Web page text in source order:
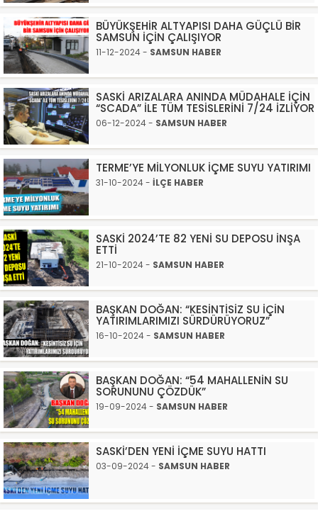
BÜYÜKŞEHİR ALTYAPISI DAHA GÜÇLÜ BİR
SAMSUN İÇİN ÇALIŞIYOR
11-12-2024 - SAMSUN HABER
SASKİ ARIZALARA ANINDA MÜDAHALE İÇİN
“SCADA” İLE TÜM TESİSLERİNİ 7/24 İZLİYOR
06-12-2024 - SAMSUN HABER
TERME’YE MİLYONLUK İÇME SUYU YATIRIMI
31-10-2024 - İLÇE HABER
SASKİ 2024’TE 82 YENİ SU DEPOSU İNŞA
ETTİ
21-10-2024 - SAMSUN HABER
BAŞKAN DOĞAN: “KESİNTİSİZ SU İÇİN
YATIRIMLARIMIZI SÜRDÜRÜYORUZ”
16-10-2024 - SAMSUN HABER
BAŞKAN DOĞAN: “54 MAHALLENİN SU
SORUNUNU ÇÖZDÜK”
19-09-2024 - SAMSUN HABER
SASKİ’DEN YENİ İÇME SUYU HATTI
03-09-2024 - SAMSUN HABER